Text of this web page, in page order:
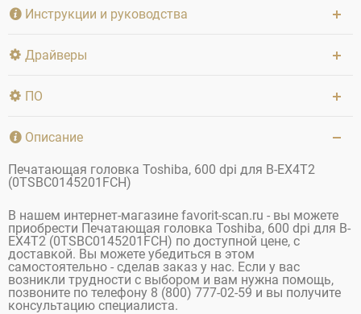
Инструкции и руководства
Драйверы
ПО
Описание
Печатающая головка Toshiba, 600 dpi для B-EX4T2
(0TSBC0145201FCH)
В нашем интернет-магазине favorit-scan.ru - вы можете
приобрести Печатающая головка Toshiba, 600 dpi для B-
EX4T2 (0TSBC0145201FCH) по доступной цене, с
доставкой. Вы можете убедиться в этом
самостоятельно - сделав заказ у нас. Если у вас
возникли трудности с выбором и вам нужна помощь,
позвоните по телефону 8 (800) 777-02-59 и вы получите
консультацию специалиста.